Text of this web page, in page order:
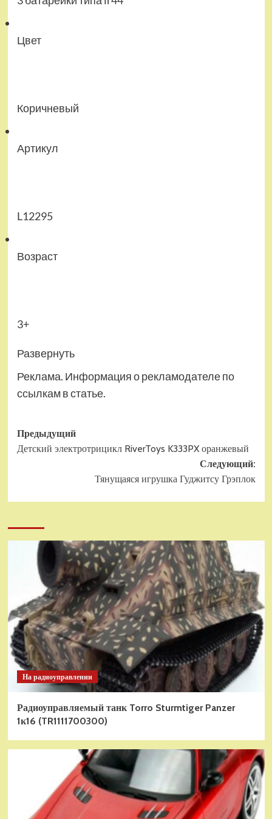
Цвет
Коричневый
Артикул
L12295
Возраст
3+
Развернуть
Реклама. Информация о рекламодателе по
ссылкам в статье.
Навигация
записи
Предыдущий
Детский электротрицикл RiverToys K333PX оранжевый
Следующий:
Тянущаяся игрушка Гуджитсу Грэплок
На радиоуправлении
Радиоуправляемый танк Torro Sturmtiger Panzer
1к16 (TR1111700300)